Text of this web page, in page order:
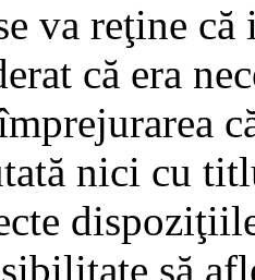
va reţine că
că era
nici cu
să